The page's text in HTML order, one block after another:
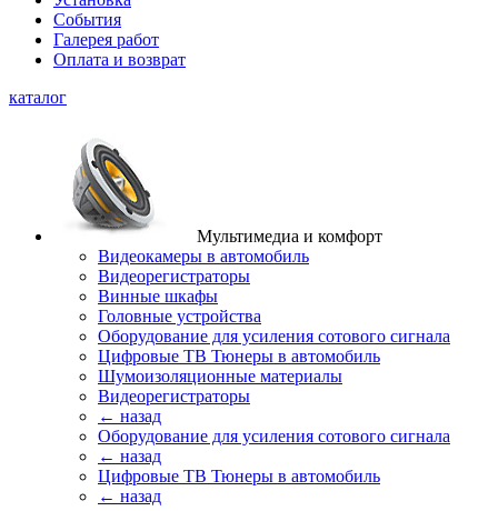
События
Галерея работ
Оплата и возврат
каталог
Мультимедиа и комфорт
Видеокамеры в автомобиль
Видеорегистраторы
Винные шкафы
Головные устройства
Оборудование для усиления сотового сигнала
Цифровые ТВ Тюнеры в автомобиль
Шумоизоляционные материалы
Видеорегистраторы
← назад
Оборудование для усиления сотового сигнала
← назад
Цифровые ТВ Тюнеры в автомобиль
← назад